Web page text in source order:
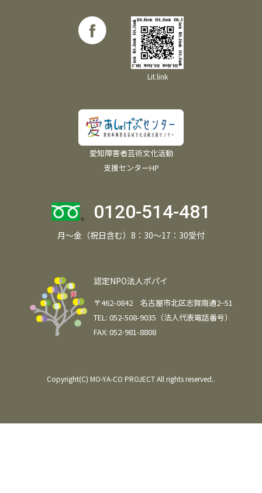
Lit.link
愛知障害者芸術文化活動
支援センターHP
0120-514-481
月～金（祝日含む）8：30～17：30受付
認定NPO法人ポパイ
〒462-0842 名古屋市北区志賀南通2−51
TEL: 052-508-9035（法人代表電話番号）
FAX: 052-981-8808
Copyright(C) MO-YA-CO PROJECT All rights reserved..